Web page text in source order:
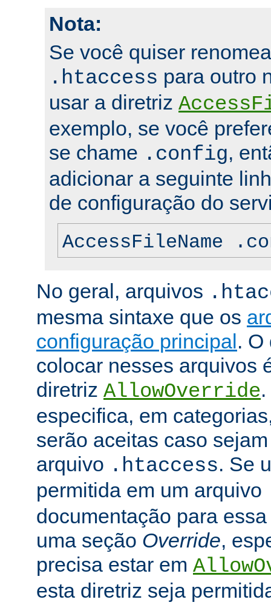
Nota:
Se você quiser
.htaccess para outro
usar a diretriz
exemplo, se você
se chame .config,
adicionar a seguinte
de configuração do
AccessFileName
No geral, arquivos
mesma sintaxe que os
configuração principal. O
colocar nesses arquivos
diretriz AllowOverride
especifica, em
serão aceitas caso
arquivo .htaccess. Se
permitida em um arquivo
documentação para
uma seção Override,
precisa estar em
esta diretriz seja